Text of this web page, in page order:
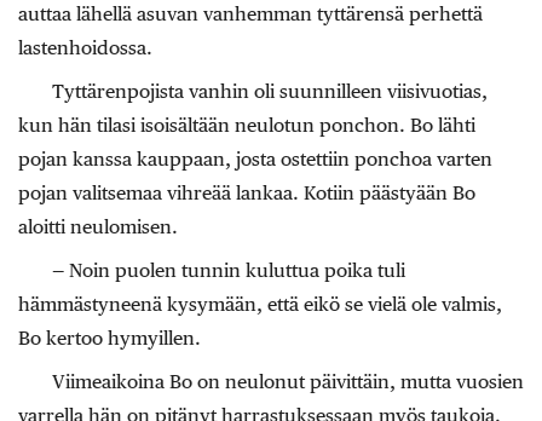
auttaa lähellä asuvan vanhemman tyttärensä perhettä
lastenhoidossa.
Tyttärenpojista vanhin oli suunnilleen viisivuotias,
kun hän tilasi isoisältään neulotun ponchon. Bo lähti
pojan kanssa kauppaan, josta ostettiin ponchoa varten
pojan valitsemaa vihreää lankaa. Kotiin päästyään Bo
aloitti neulomisen.
— Noin puolen tunnin kuluttua poika tuli
hämmästyneenä kysymään, että eikö se vielä ole valmis,
Bo kertoo hymyillen.
Viimeaikoina Bo on neulonut päivittäin, mutta vuosien
varrella hän on pitänyt harrastuksessaan myös taukoja.